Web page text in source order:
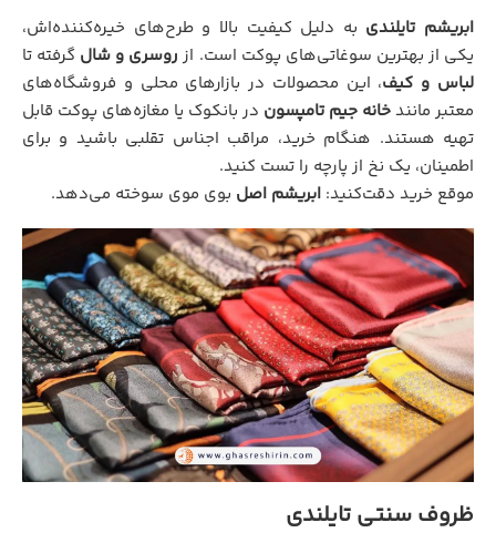
ابریشم تایلندی به دلیل کیفیت بالا و طرح‌های خیره‌کننده‌اش،
یکی از بهترین سوغاتی‌های پوکت است. از روسری و شال گرفته تا
لباس و کیف، این محصولات در بازارهای محلی و فروشگاه‌های
معتبر مانندخانه جیم تامپسون در بانکوک یا مغازه‌های پوکت قابل
تهیه هستند. هنگام خرید، مراقب اجناس تقلبی باشید و برای
اطمینان، یک نخ از پارچه را تست کنید.
موقع خرید دقت‌کنید: ابریشم اصل بوی موی سوخته می‌دهد.
ظروف سنتی تایلندی